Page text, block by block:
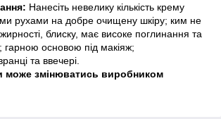
Нанесіть невелику кількість крему
рухами на добре очищену шкіру; ким не
блиску, має високе поглинання та
основою під макіяж;
та ввечері.
може змінюватись виробником